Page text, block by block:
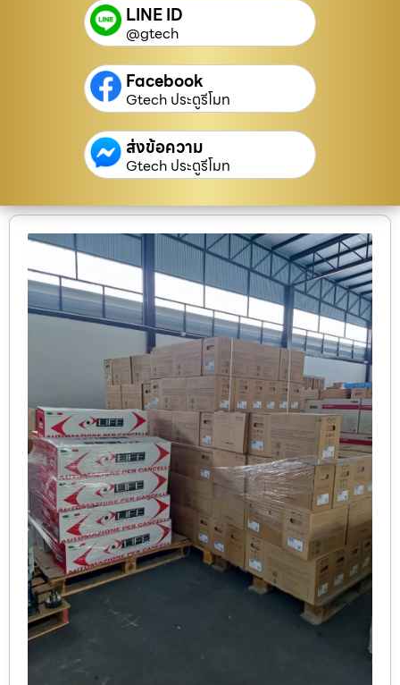
LINE ID
@gtech
Facebook
Gtech ประตูรีโมท
ส่งข้อความ
Gtech ประตูรีโมท